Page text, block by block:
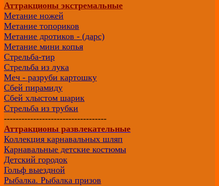
Аттракционы экстремальные
Метание ножей
Метание топориков
Метание дротиков - (дарс)
Метание мини копья
Стрельба-тир
Стрельба из лука
Меч - разруби картошку
Сбей пирамиду
Сбей хлыстом шарик
Стрельба из трубки
-----------------------------------
Аттракционы развлекательные
Коллекция карнавальных шляп
Карнавальные детские костюмы
Детский городок
Гольф выездной
Рыбалка. Рыбалка призов